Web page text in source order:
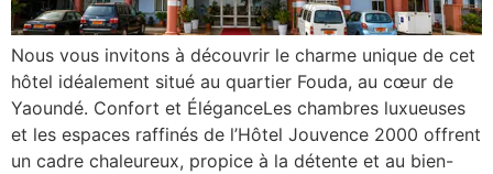
Nous vous invitons à découvrir le charme unique de cet
hôtel idéalement situé au quartier Fouda, au cœur de
Yaoundé. Confort et ÉléganceLes chambres luxueuses
et les espaces raffinés de l’Hôtel Jouvence 2000 offrent
un cadre chaleureux, propice à la détente et au bien-